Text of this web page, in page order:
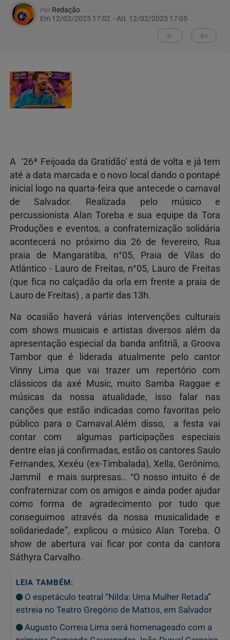
PorRedação
Em 12/02/2025 17:02 - Atl. 12/02/2025 17:05
A- A+
A ‘26ª Feijoada da Gratidão’ está de volta e já tem
até a data marcada e o novo local dando o pontapé
inicial logo na quarta-feira que antecede o carnaval
de Salvador. Realizada pelo músico e
percussionista Alan Toreba e sua equipe da Tora
Produções e eventos, a confraternização solidária
acontecerá no próximo dia 26 de fevereiro, Rua
praia de Mangaratiba, n°05, Praia de Vilas do
Atlântico - Lauro de Freitas, n°05, Lauro de Freitas
(que fica no calçadão da orla em frente a praia de
Lauro de Freitas) , a partir das 13h.
Na ocasião haverá várias intervenções culturais
com shows musicais e artistas diversos além da
apresentação especial da banda anfitriã, a Groova
Tambor que é liderada atualmente pelo cantor
Vinny Lima que vai trazer um repertório com
clássicos da axé Music, muito Samba Raggae e
músicas da nossa atualidade, isso falar nas
canções que estão indicadas como favoritas pelo
público para o Carnaval.Além disso, a festa vai
contar com algumas participações especiais
dentre elas já confirmadas, estão os cantores Saulo
Fernandes, Xexéu (ex-Timbalada), Xella, Gerônimo,
Jammil e mais surpresas.. “O nosso intuito é de
confraternizar com os amigos e ainda poder ajudar
como forma de agradecimento por tudo que
conseguimos através da nossa musicalidade e
solidariedade”, explicou o músico Alan Toreba. O
show de abertura vai ficar por conta da cantora
Sáthyra Carvalho.
LEIA TAMBÉM:
O espetáculo teatral “Nilda: Uma Mulher Retada”
estreia no Teatro Gregório de Mattos, em Salvador
Augusto Correia Lima será homenageado com a